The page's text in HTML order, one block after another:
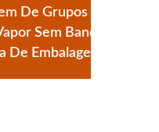
Grupos De
Bandeja